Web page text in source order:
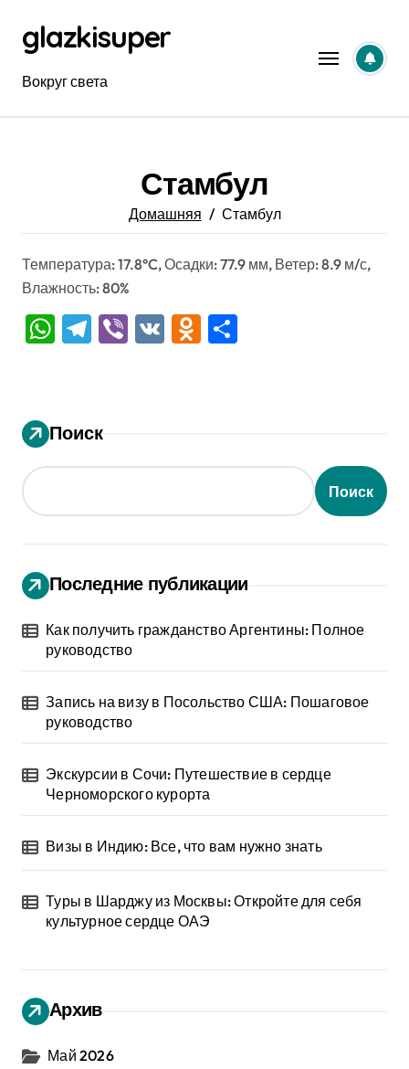
содержанию
glazkisuper
Вокруг света
Стамбул
Домашняя Стамбул
Температура: 17.8°C, Осадки: 77.9 мм, Ветер: 8.9 м/с,
Влажность: 80%
WhatsApp
Telegram
Viber
VK Odnoklassniki
Поиск
Поиск
Последние публикации
Как получить гражданство Аргентины: Полное
руководство
Запись на визу в Посольство США: Пошаговое
руководство
Экскурсии в Сочи: Путешествие в сердце
Черноморского курорта
Визы в Индию: Все, что вам нужно знать
Туры в Шарджу из Москвы: Откройте для себя
культурное сердце ОАЭ
Архив
Май 2026